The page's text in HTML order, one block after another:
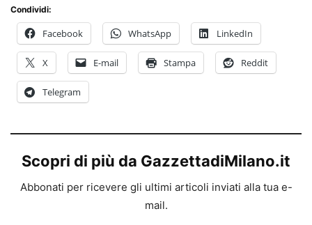
Condividi:
Facebook WhatsApp LinkedIn
X E-mail Stampa Reddit
Telegram
Scopri di più da GazzettadiMilano.it
Abbonati per ricevere gli ultimi articoli inviati alla tua e-
mail.